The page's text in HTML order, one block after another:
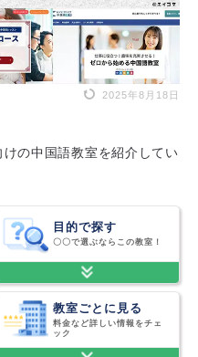
2025年8月18日
の中国語教室を紹介してい
目的で探す
〇〇で選ぶならこの教室！
教室ごとに見る
料金など詳しい情報をチェ
ック